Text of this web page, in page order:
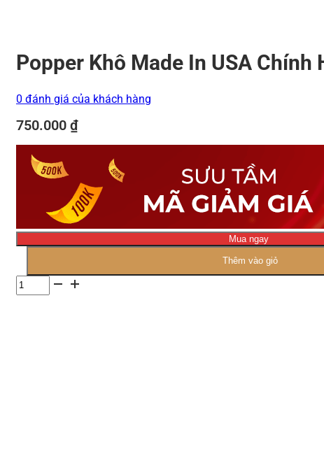
Popper Khô Made In USA Chính
0 đánh giá của khách hàng
750.000 ₫
Số
lượng
Thêm vào giỏ
Mua ngay